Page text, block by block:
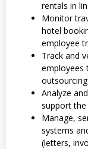
rentals in
Monitor
hotel
employee
Track and
employees
Analyze
support the
Manage,
systems
(letters,